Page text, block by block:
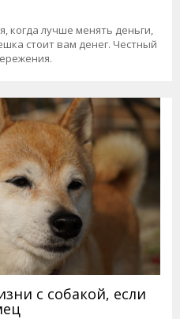
когда лучше менять деньги,
стоит вам денег. Честный
с собакой, если